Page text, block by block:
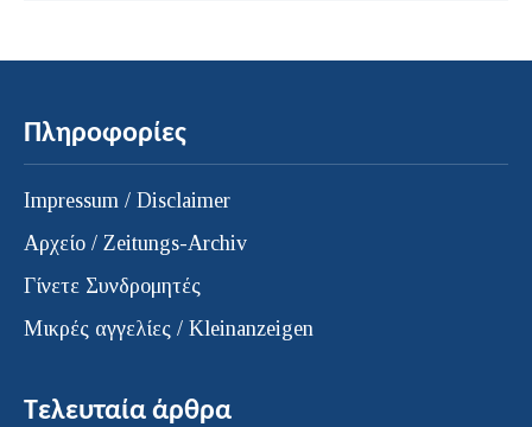
Πληροφορίες
Impressum / Disclaimer
Αρχείο / Zeitungs-Archiv
Γίνετε Συνδρομητές
Μικρές αγγελίες / Kleinanzeigen
Τελευταία άρθρα